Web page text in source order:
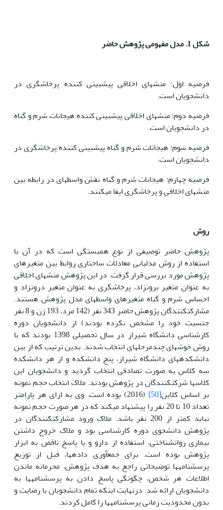
شکل 1 .مدل مفهومی پژوهش حاضر
فرضیه اول: منش­های اخلاقی پیش­بینی کننده پرخاشگری در
دانشجویان است.
فرضیه دوم: منش­های اخلاقی پیش­بینی کننده هیجانات شرم و گناه
در دانشجویان است.
فرضیه سوم: هیجانات شرم و گناه پیش­بینی کننده پرخاشگری در
دانشجویان است.
فرضیه چهارم: هیجانات شرم و گناه نقش واسطه­ای در رابطه بین
منش­های اخلاقی و پرخاشگری ایفا می­کنند.
روش
پژوهش حاضر توصیفی از نوع همبستگی است که در آن با
استفاده از روش مدل­یابی معادلات ساختاری روابط بین متغیرهای
پژوهش مورد بررسی قرار گرفت. در این پژوهش منش­های اخلاقی
به عنوان متغیر برون­زاد، پرخاشگری به عنوان متغیر درون­زاد و
احساس شرم و گناه متغیرهای واسطه­ای مدل پژوهش هستند.
مشارکت­کنندگان پژوهش حاضر 343 نفر (142 مرد، 193 زن و 8 نفر
جنسیت خود را مشخص نکرده بودند) از دانشجویان دوره
کارشناسی دانشگاه شیراز در سال تحصیلی 1398 بودند که با
روش خوشه­ای چندمرحله­ای انتخاب شدند. بدین ترتیب که از بین
دانشکده­های دانشگاه شیراز، پنج دانشکده و از هر دانشکده
سه کلاس به صورت تصادفی انتخاب گردید و دانشجویان این
کلاس­ها شرکت­کنندگان در پژوهش بودند. ملاک انتخاب حجم نمونه
بر اساس کلاین[50]
(2016) بوده است. وی به ازای هر پارامتر
تعداد 10 تا 20 نفر را پیشنهاد می­کند که در هر صورت حجم نمونه
نباید کمتر از 200 نفر باشد. ملاک ورود مشارکت­کنندگان در
پژوهش دانشجوی دوره کارشناسی بود و ملاک خروج داشتن
بیماری روان­شناختی، استفاده از دارو و یا پاسخ ناقص به ابزار
پژوهش بوده است. برای جمع­آوری داده­ها، قبل از توزیع
پرسشنامه­ها توضیحاتی راجع به هدف پژوهش، محرمانه ماندن
اطلاعات هر شخص، چگونگی پاسخ دادن به پرسشنامه­ها به
دانشجویان ارائه شد. درنهایت اینکه تمام دانشجویان با رضایت و
بدون محدودیت زمانی پرسشنامه­ها را کامل کردند.